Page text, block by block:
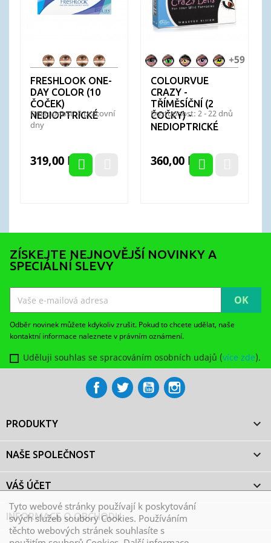
Tyto webové stránky používají k poskytování
svých služeb soubory Cookies. Používáním
těchto webových stránek souhlasíte s
FRESHLOOK ONE-
DAY COLOR (10
ČOČEK)
NEDIOPTRICKÉ
Dostupnost: 3 pracovní
dny
Cena
319,00 Kč
FL
Blue
FL
Grey
FL
Green
FL
Pure
Hazel
COLOURVUE
CRAZY -
TŘÍMĚSÍČNÍ (2
ČOČKY) -
NEDIOPTRICKÉ
Dostupnost: 2 - 22 dnů
Cena
360,00 Kč
AlienAnaconda
AvatarBarbie
Bat+59
ZÍSKEJTE NEJNOVĚJŠÍ NOVINKY A
SPECIÁLNÍ SLEVY
Odběr novinek můžete kdykoliv zrušit. Pokud to chcete udělat, naše
kontaktní informace naleznete v právním oznámení.
Uděluji souhlas se spracováním osobních udajů (více zde).
FacebookTwitterYouTube
PRODUKTY 
NAŠE SPOLEČNOST 
VÁŠ ÚČET 
INFORMACE O OBCHODU